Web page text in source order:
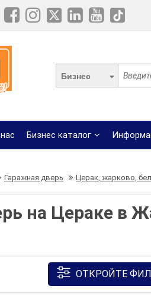
Бизнес
Бизнес каталог
Гаражная дверь Церак, жарково,
на Цераке в
ОТКРОЙТЕ